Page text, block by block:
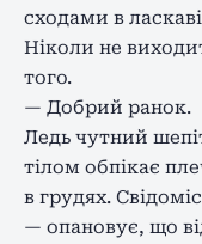
сходами в
Ніколи не
того.
— Добрий ранок.
Ледь чутний
тілом обпікає
в грудях.
— опановує, що